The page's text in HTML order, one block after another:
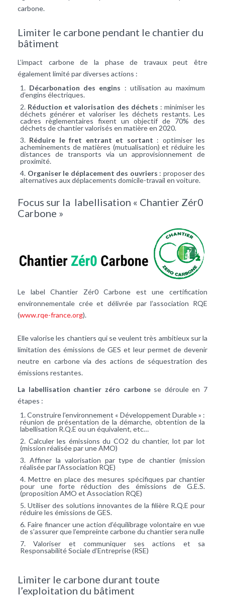
carbone.
Limiter le carbone pendant le chantier du
bâtiment
L’impact carbone de la phase de travaux peut être
également limité par diverses actions :
Décarbonation des engins : utilisation au maximum
d’engins électriques.
Réduction et valorisation des déchets : minimiser les
déchets générer et valoriser les déchets restants. Les
cadres règlementaires fixent un objectif de 70% des
déchets de chantier valorisés en matière en 2020.
Réduire le fret entrant et sortant : optimiser les
acheminements de matières (mutualisation) et réduire les
distances de transports via un approvisionnement de
proximité.
Organiser le déplacement des ouvriers : proposer des
alternatives aux déplacements domicile-travail en voiture.
Focus sur la labellisation « Chantier Zér0
Carbone »
Le label Chantier Zér0 Carbone est une certification
environnementale crée et délivrée par l’association RQE
(www.rqe-france.org).
Elle valorise les chantiers qui se veulent très ambitieux sur la
limitation des émissions de GES et leur permet de devenir
neutre en carbone via des actions de séquestration des
émissions restantes.
La labellisation chantier zéro carbonese déroule en 7
étapes :
Construire l’environnement « Développement Durable » :
réunion de présentation de la démarche, obtention de la
labellisation R.Q.E ou un équivalent, etc…
Calculer les émissions du CO2 du chantier, lot par lot
(mission réalisée par une AMO)
Affiner la valorisation par type de chantier (mission
réalisée par l’Association RQE)
Mettre en place des mesures spécifiques par chantier
pour une forte réduction des émissions de G.E.S.
(proposition AMO et Association RQE)
Utiliser des solutions innovantes de la filière R.Q.E pour
réduire les émissions de GES.
Faire financer une action d’équilibrage volontaire en vue
de s’assurer que l’empreinte carbone du chantier sera nulle
Valoriser et communiquer ses actions et sa
Responsabilité Sociale d’Entreprise (RSE)
Limiter le carbone durant toute
l’exploitation du bâtiment